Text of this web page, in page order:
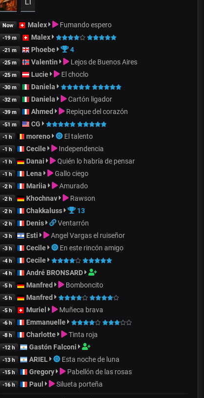
Now Malex Fumando espero
-19 m Malex
-21 m Phoebe 4
-25 m Valentin Lejos de Buenos Aires
-25 m Lucie El choclo
-30 m Daniela
-32 m Daniela Cartón ligador
-39 m Ahmed Repique del corazón
-51 m CG
-1 h moreno El talento
-1 h Cecile Independencia
-1 h Danai Quién lo habría de pensar
-1 h Lena Gallo ciego
-2 h Mariia Amurado
-2 h Khochnav Rawson
-2 h Chakkaluss 13
-2 h Denis Ventarrón
-3 h Esti Angel Vargas el ruiseñor
-3 h Cecile En este rincón amigo
-4 h Cecile
-4 h André BRONSARD
-5 h Manfred Bomboncito
-5 h Manfred
-5 h Muriel Muñeca brava
-6 h Emmanuelle
-8 h Charlotte Tinta roja
-12 h Gastón Falconi
-13 h ARIEL Esta noche de luna
-15 h Gregory Pabellón de las rosas
-16 h Paul Silueta porteña